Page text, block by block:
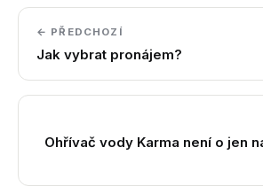
← PŘEDCHOZÍ
Jak vybrat pronájem?
Ohřívač vody Karma není o jen